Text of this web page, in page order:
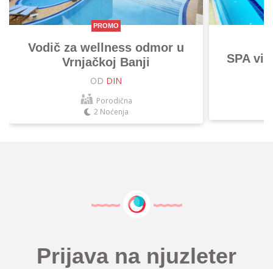
PROMO
Vodič za wellness odmor u
Vrnjačkoj Banji
OD DIN
Porodična
2 Noćenja
SPA
Prijava na njuzleter